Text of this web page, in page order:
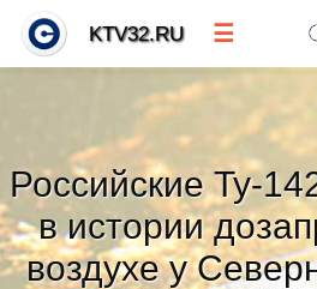
Российские Ту-
в истории
воздухе у
KTV32.RU ☰
Тренды новостей»
Рубрики»